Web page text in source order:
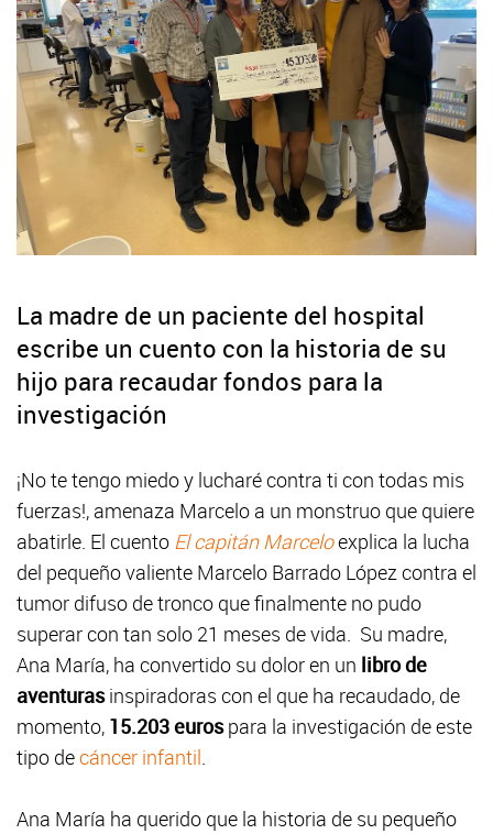
La madre de un paciente del hospital
escribe un cuento con la historia de su
hijo para recaudar fondos para la
investigación
¡No te tengo miedo y lucharé contra ti con todas mis
fuerzas!, amenaza Marcelo a un monstruo que quiere
abatirle. El cuento El capitán Marceloexplica la lucha
del pequeño valiente Marcelo Barrado López contra el
tumor difuso de tronco que finalmente no pudo
superar con tan solo 21 meses de vida. Su madre,
Ana María, ha convertido su dolor en un libro de
aventurasinspiradoras con el que ha recaudado, de
momento, 15.203 eurospara la investigación de este
tipo decáncer infantil.
Ana María ha querido que la historia de su pequeño